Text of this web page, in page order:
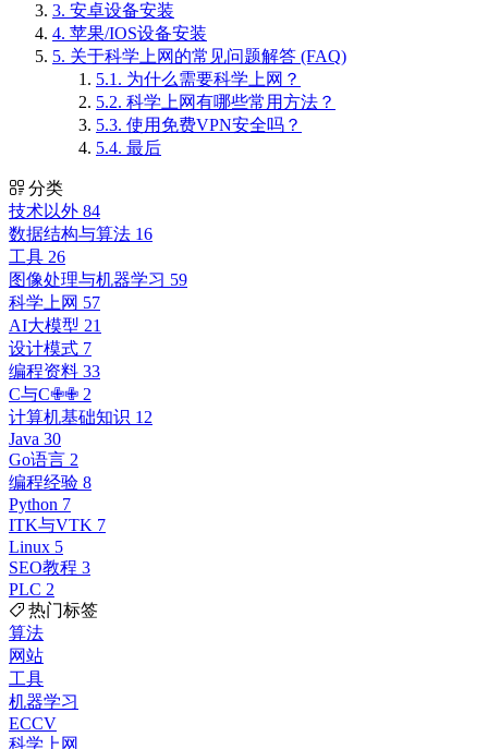
3. 安卓设备安装
4. 苹果/IOS设备安装
5. 关于科学上网的常见问题解答 (FAQ)
5.1. 为什么需要科学上网？
5.2. 科学上网有哪些常用方法？
5.3. 使用免费VPN安全吗？
5.4. 最后
分类
技术以外 84
数据结构与算法 16
工具 26
图像处理与机器学习 59
科学上网 57
AI大模型 21
设计模式 7
编程资料 33
C与C✙✙ 2
计算机基础知识 12
Java 30
Go语言 2
编程经验 8
Python 7
ITK与VTK 7
Linux 5
SEO教程 3
PLC 2
热门标签
算法
网站
工具
机器学习
ECCV
科学上网